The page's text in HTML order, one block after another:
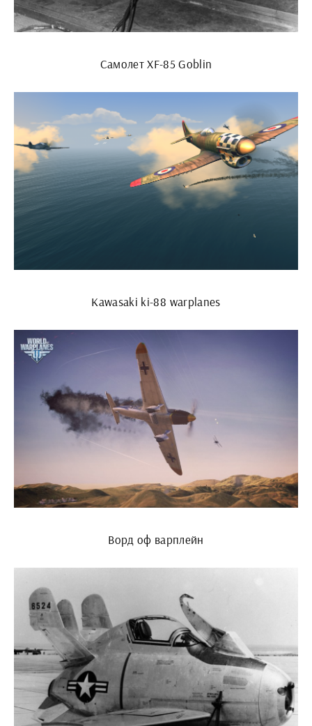
Самолет XF-85 Goblin
Kawasaki ki-88 warplanes
Ворд оф варплейн